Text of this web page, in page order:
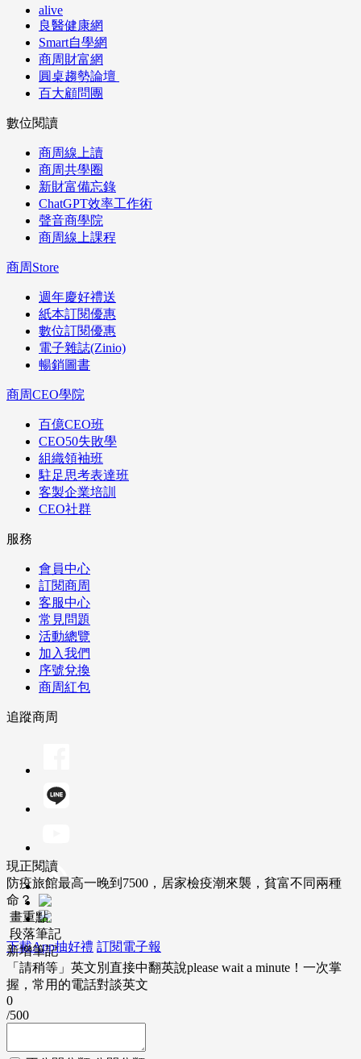
alive
良醫健康網
Smart自學網
商周財富網
圓桌趨勢論壇
百大顧問團
數位閱讀
商周線上讀
商周共學圈
新財富備忘錄
ChatGPT效率工作術
聲音商學院
商周線上課程
商周Store
週年慶好禮送
紙本訂閱優惠
數位訂閱優惠
電子雜誌(Zinio)
暢銷圖書
商周CEO學院
百億CEO班
CEO50失敗學
組織領袖班
駐足思考表達班
客製企業培訓
CEO社群
服務
會員中心
訂閱商周
客服中心
常見問題
活動總覽
加入我們
序號兌換
商周紅包
追蹤商周
下載App抽好禮 訂閱電子報
現正閱讀
防疫旅館最高一晚到7500，居家檢疫潮來襲，貧富不同兩種
命？
畫重點
段落筆記
新增筆記
「請稍等」英文別直接中翻英說please wait a minute！一次掌
握，常用的電話對談英文
0
/500